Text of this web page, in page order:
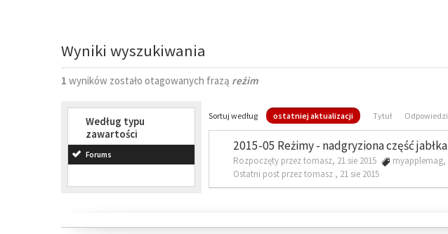
Wyniki wyszukiwania
1 wyników zostało otagowanych frazą reżim
Według typu
zawartości
Forums
Sortuj według ostatniej aktualizacji Tytuł Odpowiedzi
2015-05 Reżimy - nadgryziona część jabłka
Rozpoczęty przez tomasz, 21 sie 2015
myapplemag,
Ostatni post przez tomasz , 21 sie 2015